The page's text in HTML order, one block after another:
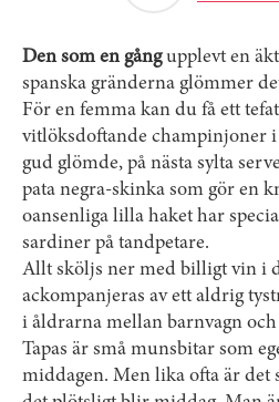
Den som en gångupplevt en
spanska gränderna glömmer
För en femma kan du få ett
vitlöksdoftande champinjoner i
gud glömde, på nästa sylta
pata negra-skinka som gör en
oansenliga lilla haket har
sardiner på tandpetare.
Allt sköljs ner med billigt vin i
ackompanjeras av ett aldrig
i åldrarna mellan barnvagn
Tapas är små munsbitar som
middagen. Men lika ofta är det